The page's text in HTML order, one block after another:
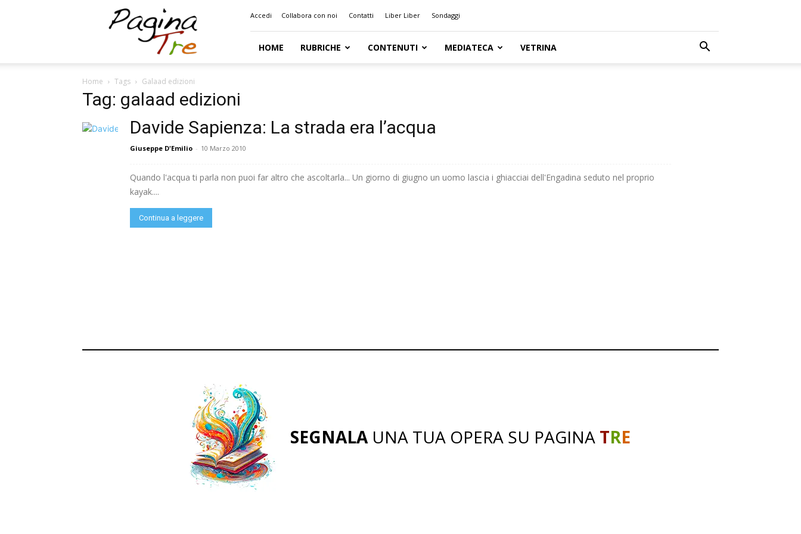
Accedi Collabora con noi Contatti Liber Liber Sondaggi
HOME RUBRICHE CONTENUTI MEDIATECA VETRINA
Home Tags Galaad edizioni
Tag: galaad edizioni
Davide Sapienza: La strada era l’acqua
Giuseppe D'Emilio - 10 Marzo 2010
Quando l'acqua ti parla non puoi far altro che ascoltarla... Un giorno di giugno un uomo lascia i ghiacciai dell'Engadina seduto nel proprio
kayak....
Continua a leggere
SEGNALAUNA TUA OPERA SU PAGINA TRE